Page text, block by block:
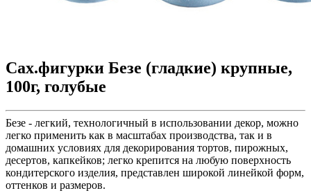
Сах.фигурки Безе (гладкие) крупные,
100г, голубые
Безе - легкий, технологичный в использовании декор, можно
легко применить как в масштабах производства, так и в
домашних условиях для декорирования тортов, пирожных,
десертов, капкейков; легко крепится на любую поверхность
кондитерского изделия, представлен широкой линейкой форм,
оттенков и размеров.